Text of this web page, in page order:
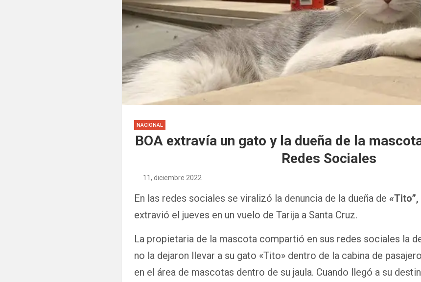
NACIONAL
BOA extravía un gato y la dueña de la
Redes Sociales
11, diciembre 2022
En las redes sociales se viralizó la denuncia de la dueña de «Tito”,
extravió el jueves en un vuelo de Tarija a Santa Cruz.
La propietaria de la mascota compartió en sus redes sociales la
no la dejaron llevar a su gato «Tito» dentro de la cabina de
en el área de mascotas dentro de su jaula. Cuando llegó a su